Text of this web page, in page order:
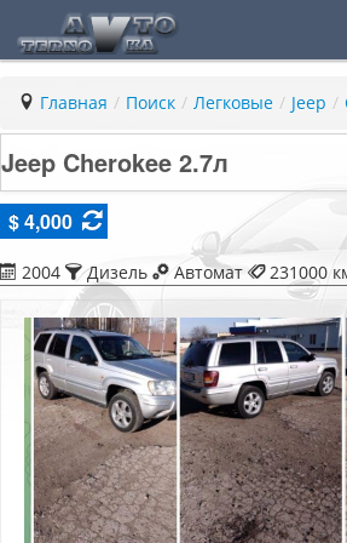
Статьи
ПДД ПМР
Главная / Поиск / Легковые / Jeep /
Jeep Cherokee 2.7л
$ 4,000
2004 Дизель Автомат 231000